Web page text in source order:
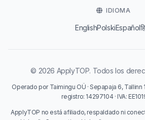
IDIOMA
EnglishPolskiEspañol
© 2026 ApplyTOP. Todos los
Operado por Taimingu OÜ · Sepapaja 6, Tallinn
registro: 14297104 · IVA:
ApplyTOP no está afiliado, respaldado ni